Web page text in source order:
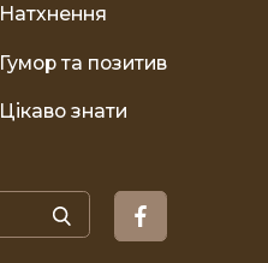
Натхнення
Гумор та позитив
Цікаво знати